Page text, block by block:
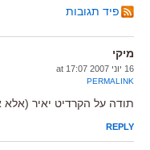
פיד תגובות
מיקי
16 יוני 2007 at 17:07
PERMALINK
תודה על הקרדיט יאיר (אלא
REPLY